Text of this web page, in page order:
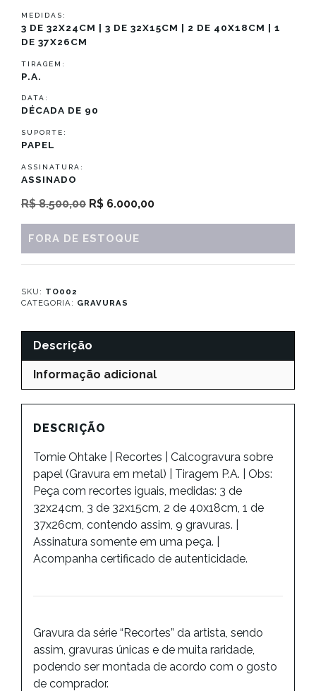
MEDIDAS:
3 DE 32X24CM | 3 DE 32X15CM | 2 DE 40X18CM | 1
DE 37X26CM
TIRAGEM:
P.A.
DATA:
DÉCADA DE 90
SUPORTE:
PAPEL
ASSINATURA:
ASSINADO
R$8.500,00 O
original
era:
R$ 6.000,00O
é:
FORA DE ESTOQUE
SKU: TO002
CATEGORIA: GRAVURAS
Descrição
Informação adicional
DESCRIÇÃO
Tomie Ohtake | Recortes | Calcogravura sobre
papel (Gravura em metal) | Tiragem P.A. | Obs:
Peça com recortes iguais, medidas: 3 de
32x24cm, 3 de 32x15cm, 2 de 40x18cm, 1 de
37x26cm, contendo assim, 9 gravuras. |
Assinatura somente em uma peça. |
Acompanha certificado de autenticidade.
Gravura da série “Recortes” da artista, sendo
assim, gravuras únicas e de muita raridade,
podendo ser montada de acordo com o gosto
de comprador.